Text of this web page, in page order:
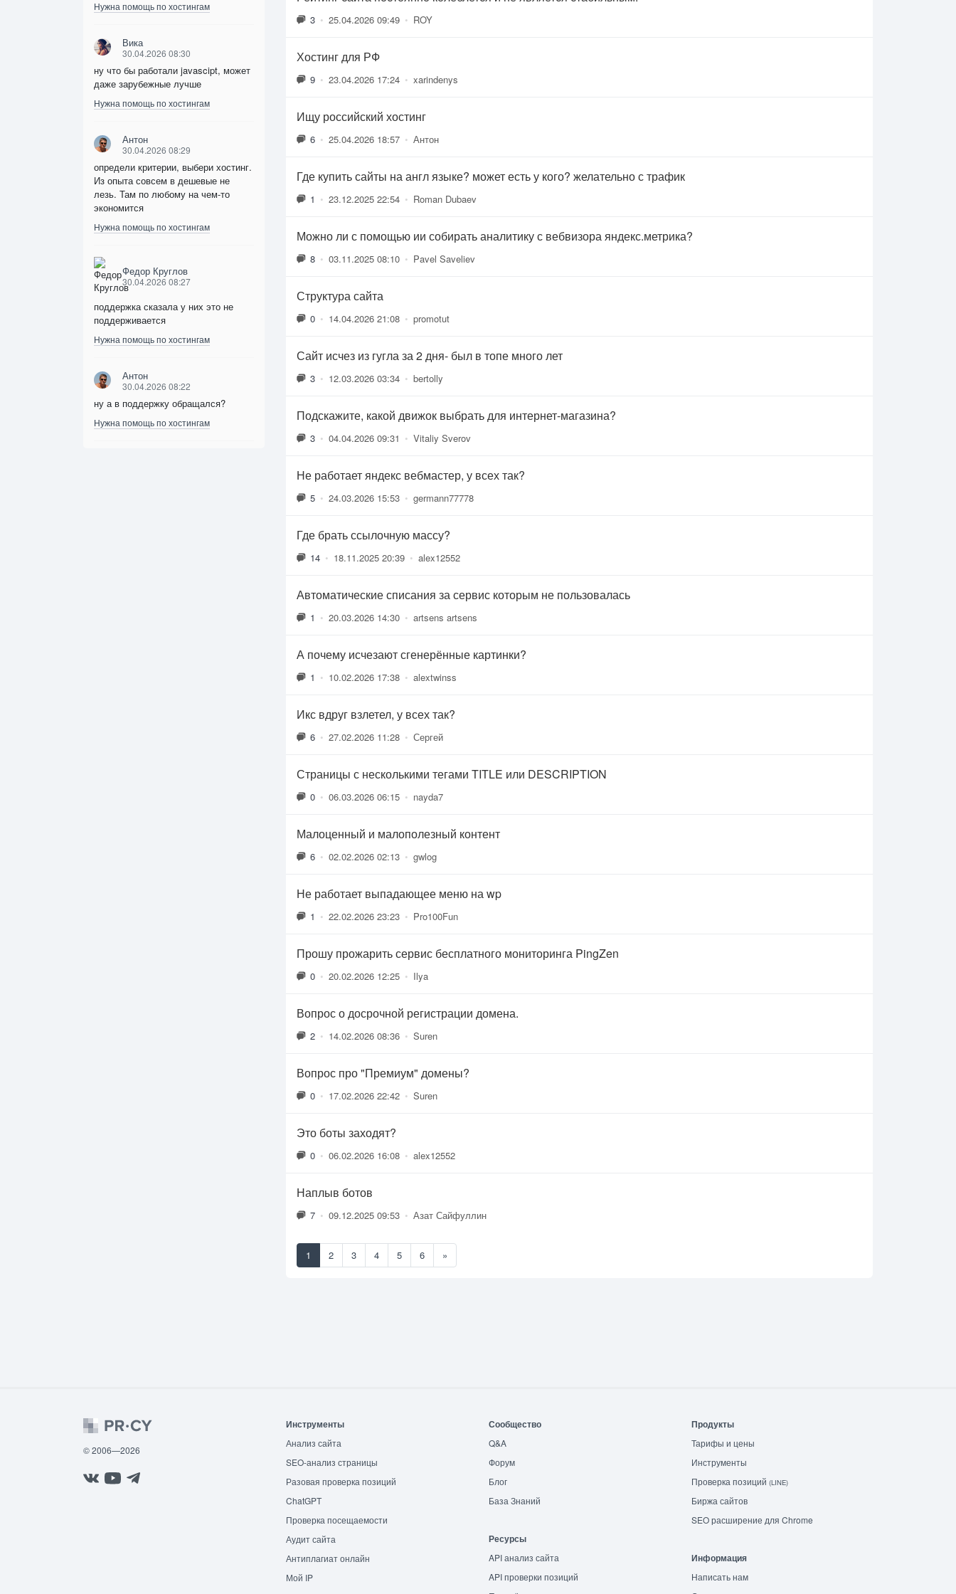
Нужна помощь по хостингам
Вика
30.04.2026 08:30
ну что бы работали javascipt, может
даже зарубежные лучше
Нужна помощь по хостингам
Антон
30.04.2026 08:29
определи критерии, выбери хостинг.
Из опыта совсем в дешевые не
лезь. Там по любому на чем-то
экономится
Нужна помощь по хостингам
Федор Круглов
30.04.2026 08:27
поддержка сказала у них это не
поддерживается
Нужна помощь по хостингам
Антон
30.04.2026 08:22
ну а в поддержку обращался?
Нужна помощь по хостингам
3 • 25.04.2026 09:49 • ROY
Хостинг для РФ
9 • 23.04.2026 17:24 • xarindenys
Ищу российский хостинг
6 • 25.04.2026 18:57 • Антон
Где купить сайты на англ языке? может есть у кого? желательно с трафик
1 • 23.12.2025 22:54 • Roman Dubaev
Можно ли с помощью ии собирать аналитику с вебвизора яндекс.метрика?
8 • 03.11.2025 08:10 • Pavel Saveliev
Структура сайта
0 • 14.04.2026 21:08 • promotut
Сайт исчез из гугла за 2 дня- был в топе много лет
3 • 12.03.2026 03:34 • bertolly
Подскажите, какой движок выбрать для интернет-магазина?
3 • 04.04.2026 09:31 • Vitaliy Sverov
Не работает яндекс вебмастер, у всех так?
5 • 24.03.2026 15:53 • germann77778
Где брать ссылочную массу?
14 • 18.11.2025 20:39 • alex12552
Автоматические списания за сервис которым не пользовалась
1 • 20.03.2026 14:30 • artsens artsens
А почему исчезают сгенерённые картинки?
1 • 10.02.2026 17:38 • alextwinss
Икс вдруг взлетел, у всех так?
6 • 27.02.2026 11:28 • Сергей
Страницы с несколькими тегами TITLE или DESCRIPTION
0 • 06.03.2026 06:15 • nayda7
Малоценный и малополезный контент
6 • 02.02.2026 02:13 • gwlog
Не работает выпадающее меню на wp
1 • 22.02.2026 23:23 • Pro100Fun
Прошу прожарить сервис бесплатного мониторинга PingZen
0 • 20.02.2026 12:25 • Ilya
Вопрос о досрочной регистрации домена.
2 • 14.02.2026 08:36 • Suren
Вопрос про "Премиум" домены?
0 • 17.02.2026 22:42 • Suren
Это боты заходят?
0 • 06.02.2026 16:08 • alex12552
Наплыв ботов
7 • 09.12.2025 09:53 • Азат Сайфуллин
1 2 3 4 5 6 »
© 2006—2026
Инструменты
Анализ сайта
SEO-анализ страницы
Разовая проверка позиций
ChatGPT
Проверка посещаемости
Аудит сайта
Антиплагиат онлайн
Мой IP
Сообщество
Q&A
Форум
Блог
База Знаний
Ресурсы
API анализ сайта
API проверки позиций
Продукты
Тарифы и цены
Инструменты
Проверка позиций (LINE)
Биржа сайтов
SEO расширение для Chrome
Информация
Написать нам